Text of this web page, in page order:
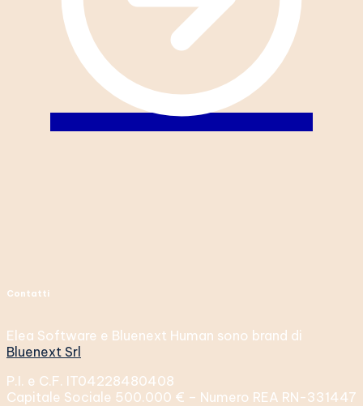
Contatti
Elea Software e Bluenext Human sono brand di
Bluenext Srl
P.I. e C.F. IT04228480408
Capitale Sociale 500.000 € – Numero REA RN-331447